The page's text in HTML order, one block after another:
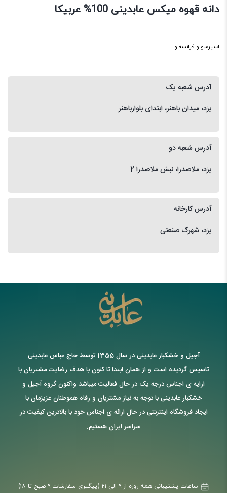
دانه قهوه میکس عابدینی 100% عربیکا
اسپرسو و فرانسه و...
آدرس شعبه یک
یزد، میدان باهنر، ابتدای بلوارباهنر
آدرس شعبه دو
یزد، ملاصدرا، نبش ملاصدرا 2
آدرس کارخانه
یزد، شهرک صنعتی
آجیل و خشکبار عابدینی در سال 1355 توسط حاج عباس عابدینی
تاسیس گردیده است و از همان ابتدا تا کنون با هدف رضایت مشتریان با
ارایه ی اجناس درجه یک در حال فعالیت میباشد واکنون گروه آجیل و
خشکبار عابدینی با توجه به نیاز مشتریان و رفاه هموطنان عزیزمان با
ایجاد فروشگاه اینترنتی در حال ارائه ی اجناس خود با بالاترین کیفیت در
سراسر ایران هستیم.